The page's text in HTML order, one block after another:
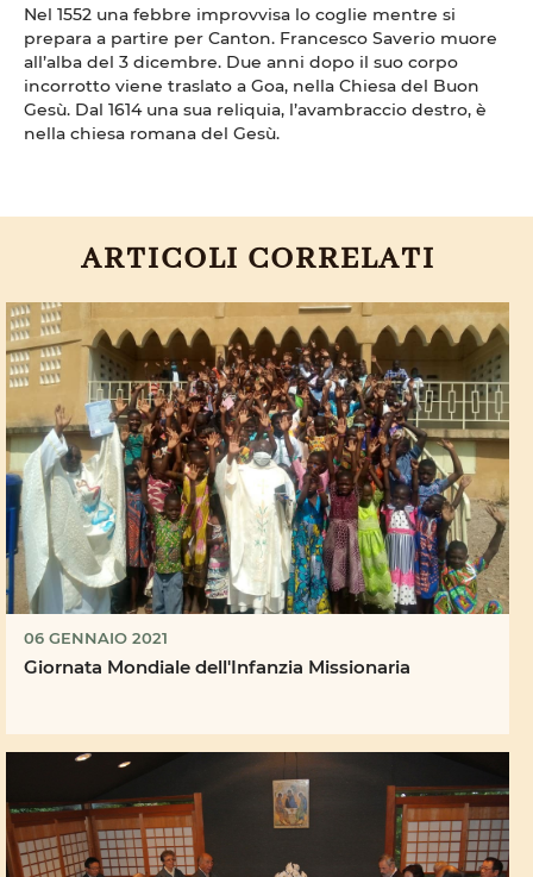
Nel 1552 una febbre improvvisa lo coglie mentre si
prepara a partire per Canton. Francesco Saverio muore
all’alba del 3 dicembre. Due anni dopo il suo corpo
incorrotto viene traslato a Goa, nella Chiesa del Buon
Gesù. Dal 1614 una sua reliquia, l’avambraccio destro, è
nella chiesa romana del Gesù.
ARTICOLI CORRELATI
06 GENNAIO 2021
Giornata Mondiale dell'Infanzia Missionaria